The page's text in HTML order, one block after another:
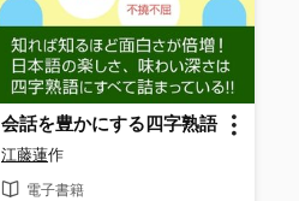
会話を豊かにする四字熟語
江藤蓮作
電子書籍